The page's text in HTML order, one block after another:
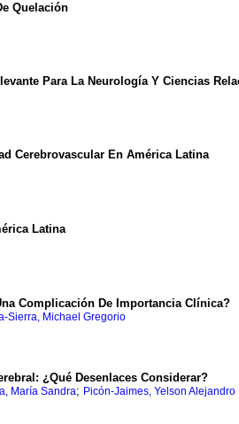
Quelación
Para La Neurología Y Ciencias
Cerebrovascular En América Latina
Latina
Complicación De Importancia Clínica?
Sierra, Michael Gregorio
¿Qué Desenlaces Considerar?
María Sandra; Picón-Jaimes, Yelson Alejandro